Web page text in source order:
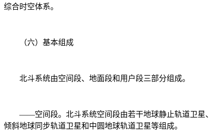
综合时空体系。
（六）基本组成
北斗系统由空间段、地面段和用户段三部分组成。
——空间段。北斗系统空间段由若干地球静止轨道卫星、
倾斜地球同步轨道卫星和中圆地球轨道卫星等组成。